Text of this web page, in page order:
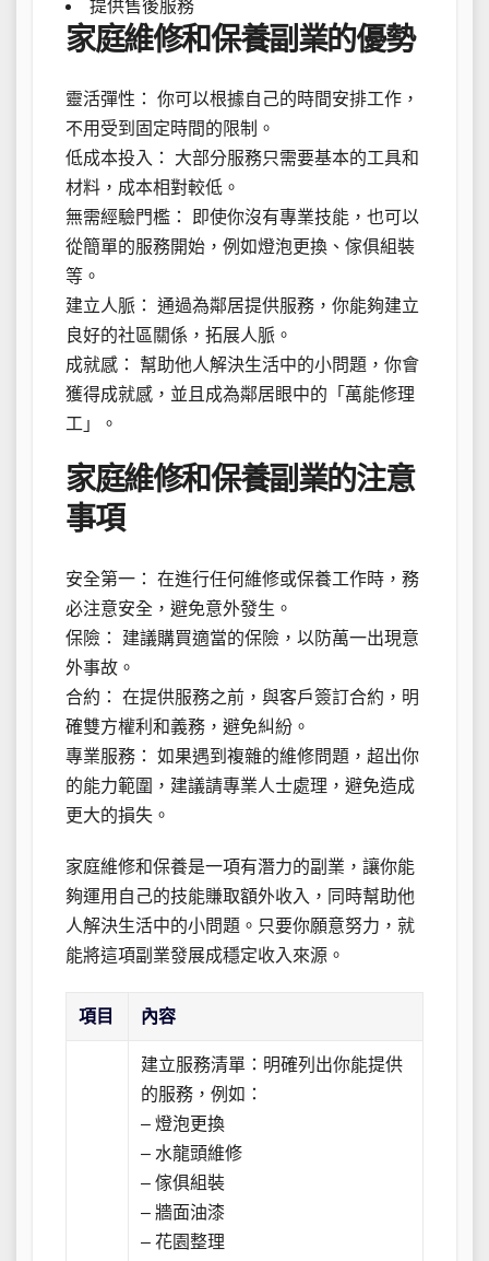
提供售後服務
家庭維修和保養副業的優勢
靈活彈性： 你可以根據自己的時間安排工作，
不用受到固定時間的限制。
低成本投入： 大部分服務只需要基本的工具和
材料，成本相對較低。
無需經驗門檻： 即使你沒有專業技能，也可以
從簡單的服務開始，例如燈泡更換、傢俱組裝
等。
建立人脈： 通過為鄰居提供服務，你能夠建立
良好的社區關係，拓展人脈。
成就感： 幫助他人解決生活中的小問題，你會
獲得成就感，並且成為鄰居眼中的「萬能修理
工」。
家庭維修和保養副業的注意
事項
安全第一： 在進行任何維修或保養工作時，務
必注意安全，避免意外發生。
保險： 建議購買適當的保險，以防萬一出現意
外事故。
合約： 在提供服務之前，與客戶簽訂合約，明
確雙方權利和義務，避免糾紛。
專業服務： 如果遇到複雜的維修問題，超出你
的能力範圍，建議請專業人士處理，避免造成
更大的損失。
家庭維修和保養是一項有潛力的副業，讓你能
夠運用自己的技能賺取額外收入，同時幫助他
人解決生活中的小問題。只要你願意努力，就
能將這項副業發展成穩定收入來源。
項目 內容
建立服務清單：明確列出你能提供
的服務，例如：
– 燈泡更換
– 水龍頭維修
– 傢俱組裝
– 牆面油漆
– 花園整理